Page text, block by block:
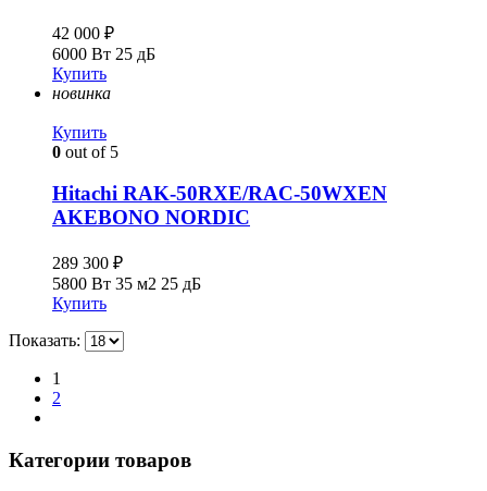
42 000 ₽
6000 Вт 25 дБ
Купить
новинка
Купить
0 out of 5
Hitachi RAK-50RXE/RAC-50WXEN
AKEBONO NORDIC
289 300 ₽
5800 Вт 35 м2 25 дБ
Купить
Показать:
1
2
Категории товаров